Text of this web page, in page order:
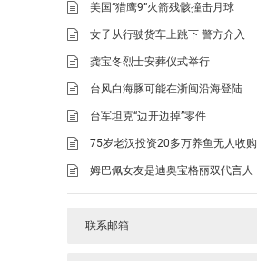
美国“猎鹰9”火箭残骸撞击月球
女子从行驶货车上跳下 警方介入
龚宝冬烈士安葬仪式举行
台风白海豚可能在浙闽沿海登陆
台军坦克“边开边掉”零件
75岁老汉投资20多万养鱼无人收购
姆巴佩女友是迪奥宝格丽双代言人
联系邮箱